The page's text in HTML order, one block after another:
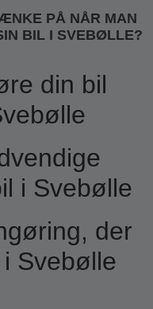
PÅ NÅR MAN
BIL I SVEBØLLE?
din bil
i Svebølle
der
Svebølle